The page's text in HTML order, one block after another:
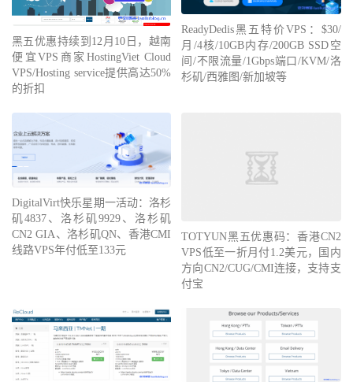
黑五优惠持续到12月10日，越南
便宜VPS商家HostingViet Cloud
VPS/Hosting service提供高达50%
的折扣
ReadyDedis黑五特价VPS：$30/
月/4核/10GB内存/200GB SSD空
间/不限流量/1Gbps端口/KVM/洛
杉矶/西雅图/新加坡等
DigitalVirt快乐星期一活动：洛杉
矶4837、洛杉矶9929、洛杉矶
CN2 GIA、洛杉矶QN、香港CMI
线路VPS年付低至133元
TOTYUN黑五优惠码：香港CN2
VPS低至一折月付1.2美元，国内
方向CN2/CUG/CMI连接，支持支
付宝